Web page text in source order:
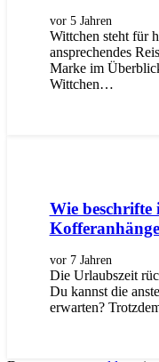
vor 5 Jahren
Wittchen steht für
ansprechendes
Marke im
Wittchen…
Wie beschrifte
vor 7 Jahren
Die Urlaubszeit
Du kannst die
erwarten?